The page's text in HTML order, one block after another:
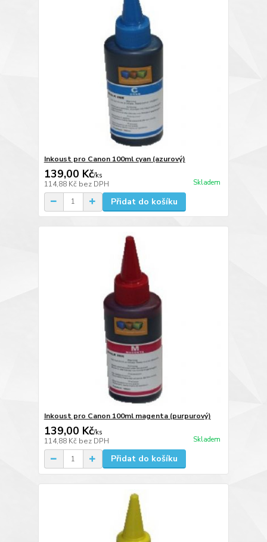
Inkoust pro Canon 100ml cyan (azurový)
139,00 Kč/ks
114,88 Kč bez DPH Skladem
Přidat do košíku
Inkoust pro Canon 100ml magenta (purpurový)
139,00 Kč/ks
114,88 Kč bez DPH Skladem
Přidat do košíku